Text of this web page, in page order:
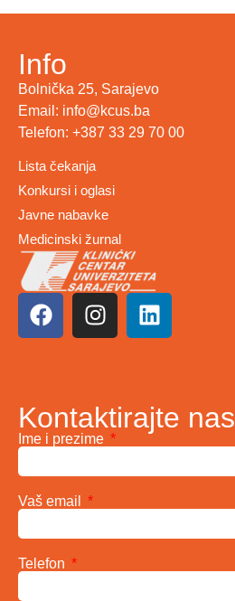
Info
Bolnička 25, Sarajevo
Email: info@kcus.ba
Telefon: +387 33 29 70 00
Lista čekanja
Konkursi i oglasi
Javne nabavke
Medicinski žurnal
Kontaktirajte nas
Ime i prezime
Vaš email
Telefon